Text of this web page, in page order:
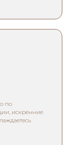
по
искренние